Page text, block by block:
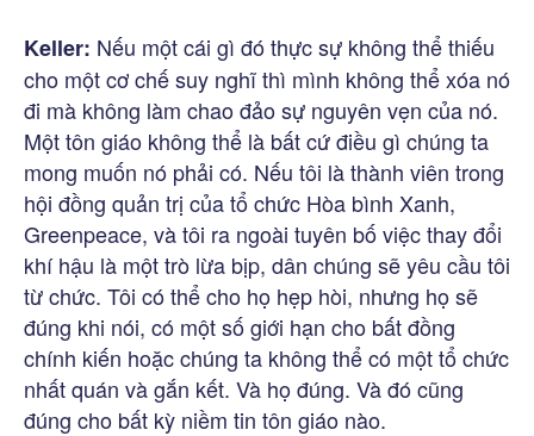
Keller: Nếu một cái gì đó thực sự không thể thiếu
cho một cơ chế suy nghĩ thì mình không thể xóa nó
đi mà không làm chao đảo sự nguyên vẹn của nó.
Một tôn giáo không thể là bất cứ điều gì chúng ta
mong muốn nó phải có. Nếu tôi là thành viên trong
hội đồng quản trị của tổ chức Hòa bình Xanh,
Greenpeace, và tôi ra ngoài tuyên bố việc thay đổi
khí hậu là một trò lừa bịp, dân chúng sẽ yêu cầu tôi
từ chức. Tôi có thể cho họ hẹp hòi, nhưng họ sẽ
đúng khi nói, có một số giới hạn cho bất đồng
chính kiến hoặc chúng ta không thể có một tổ chức
nhất quán và gắn kết. Và họ đúng. Và đó cũng
đúng cho bất kỳ niềm tin tôn giáo nào.